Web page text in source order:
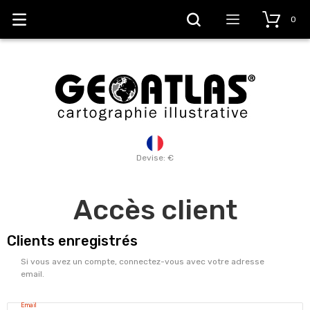
Devise: €
0
Accès client
Clients enregistrés
Si vous avez un compte, connectez-vous avec votre adresse
email.
Email